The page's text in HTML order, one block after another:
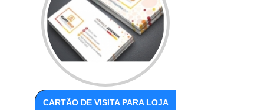
CARTÃO DE VISITA PARA LOJA